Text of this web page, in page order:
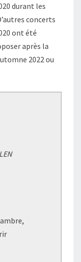
durant les
concerts
ont été
après la
2022 ou